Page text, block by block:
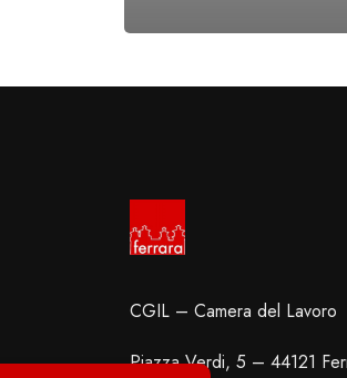
CGIL – Camera del Lavoro
Piazza Verdi, 5 – 44121